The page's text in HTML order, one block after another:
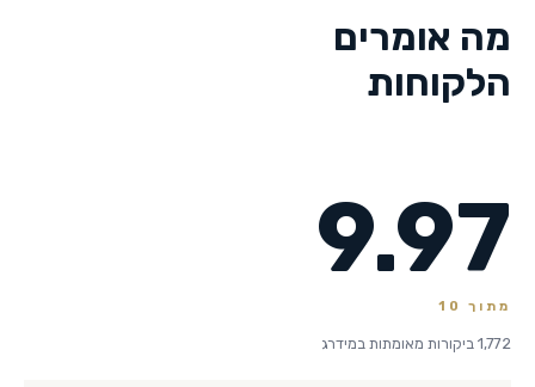
מה אומרים
הלקוחות
9.97
מתוך 10
1,772 ביקורות מאומתות במידרג